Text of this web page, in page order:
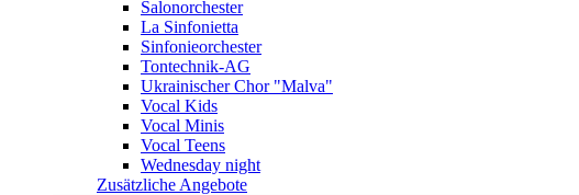
Salonorchester
La Sinfonietta
Sinfonieorchester
Tontechnik-AG
Ukrainischer Chor "Malva"
Vocal Kids
Vocal Minis
Vocal Teens
Wednesday night
Zusätzliche Angebote